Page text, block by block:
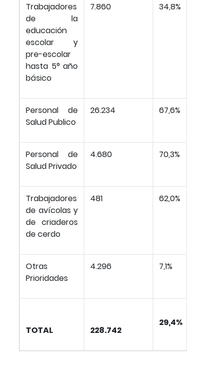
Trabajadores
de la
educación
escolar y
pre-escolar
hasta 5° año
básico
7.860 34,8%
Personal de
Salud Publico
26.234 67,6%
Personal de
Salud Privado
4.680 70,3%
Trabajadores
de avícolas y
de criaderos
de cerdo
481 62,0%
Otras
Prioridades
4.296 7,1%
TOTAL 228.742
29,4%